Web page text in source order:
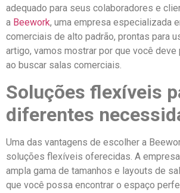
adequado para seus colaboradores e
a Beework, uma empresa especializada
comerciais de alto padrão, prontas para
artigo, vamos mostrar por que você deve
ao buscar salas comerciais.
Soluções flexíveis
diferentes
Uma das vantagens de escolher a
soluções flexíveis oferecidas. A
ampla gama de tamanhos e layouts de
que você possa encontrar o espaço